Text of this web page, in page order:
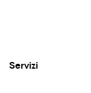
Servizi